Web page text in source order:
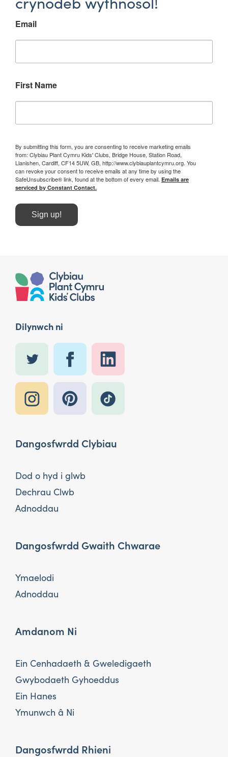
Email
First Name
By submitting this form, you are consenting to receive marketing emails
from: Clybiau Plant Cymru Kids' Clubs, Bridge House, Station Road,
Llanishen, Cardiff, CF14 5UW, GB, http://www.clybiauplantcymru.org. You
can revoke your consent to receive emails at any time by using the
SafeUnsubscribe® link, found at the bottom of every email. Emails are
serviced by Constant Contact.
Sign up!
Dilynwch ni
Dangosfwrdd Clybiau
Dod o hyd i glwb
Dechrau Clwb
Adnoddau
Dangosfwrdd Gwaith Chwarae
Ymaelodi
Adnoddau
Amdanom Ni
Ein Cenhadaeth & Gweledigaeth
Gwybodaeth Gyhoeddus
Ein Hanes
Ymunwch â Ni
Dangosfwrdd Rhieni